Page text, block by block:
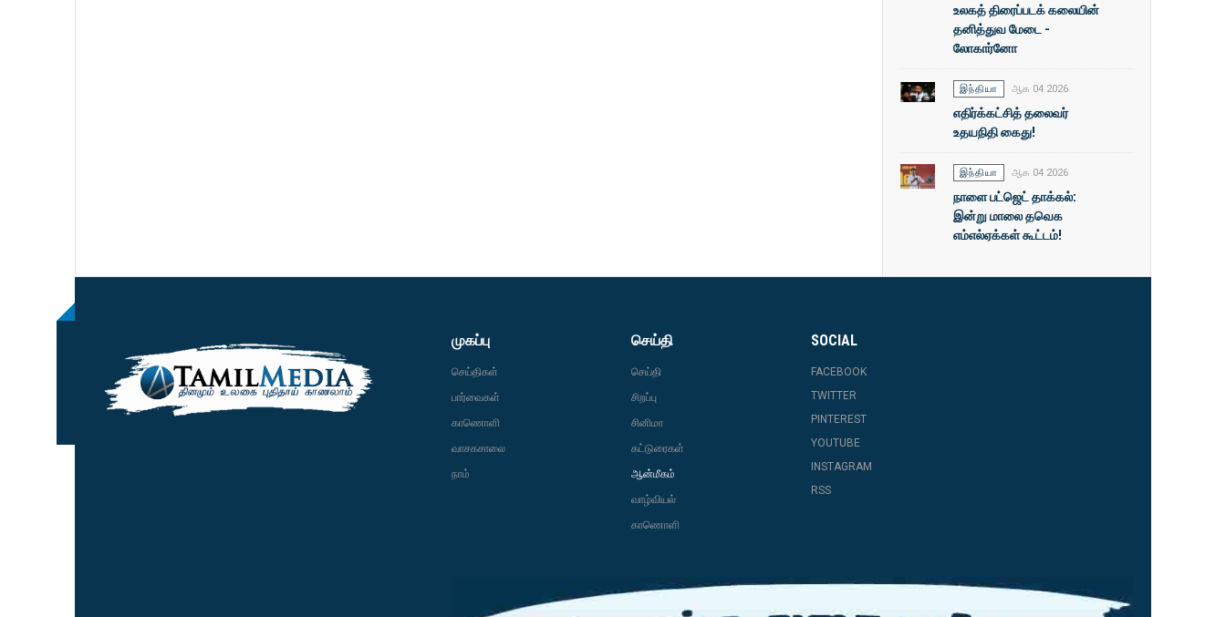
உலகத் திரைப்படக் கலையின்
தனித்துவ மேடை -
லோகார்னோ
இந்தியா ஆக 04 2026
எதிர்க்கட்சித் தலைவர்
உதயநிதி கைது!
இந்தியா ஆக 04 2026
நாளை பட்ஜெட் தாக்கல்:
இன்று மாலை தவெக
எம்எல்ஏக்கள் கூட்டம்!
முகப்பு
செய்திகள்
பார்வைகள்
காணொளி
வாசகசாலை
நாம்
செய்தி
செய்தி
சிறப்பு
சினிமா
கட்டுரைகள்
ஆன்மீகம்
வாழ்வியல்
காணொளி
SOCIAL
FACEBOOK
TWITTER
PINTEREST
YOUTUBE
INSTAGRAM
RSS